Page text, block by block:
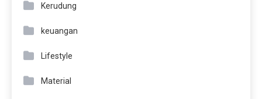
Kerudung
keuangan
Lifestyle
Material